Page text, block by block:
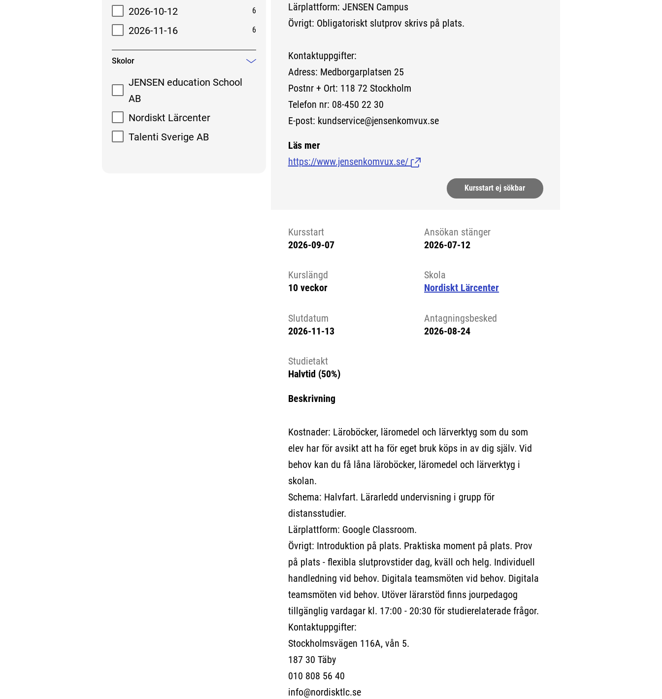
2026-10-12 6
2026-11-16 6
Skolor
Mindre information
JENSEN education School
AB
Nordiskt Lärcenter
Talenti Sverige AB
Lärplattform: JENSEN Campus
Övrigt: Obligatoriskt slutprov skrivs på plats.
Kontaktuppgifter:
Adress: Medborgarplatsen 25
Postnr + Ort: 118 72 Stockholm
Telefon nr: 08-450 22 30
E-post: kundservice@jensenkomvux.se
Läs mer
https://www.jensenkomvux.se/ (Länk till extern sida.)
Kursstart ej sökbar
Kursstart
2026-09-07
Ansökan stänger
2026-07-12
Kurslängd
10 veckor
Skola
Nordiskt Lärcenter
Slutdatum
2026-11-13
Antagningsbesked
2026-08-24
Studietakt
Halvtid (50%)
Beskrivning
Kostnader: Läroböcker, läromedel och lärverktyg som du som
elev har för avsikt att ha för eget bruk köps in av dig själv. Vid
behov kan du få låna läroböcker, läromedel och lärverktyg i
skolan.
Schema: Halvfart. Lärarledd undervisning i grupp för
distansstudier.
Lärplattform: Google Classroom.
Övrigt: Introduktion på plats. Praktiska moment på plats. Prov
på plats - flexibla slutprovstider dag, kväll och helg. Individuell
handledning vid behov. Digitala teamsmöten vid behov. Digitala
teamsmöten vid behov. Utöver lärarstöd finns jourpedagog
tillgänglig vardagar kl. 17:00 - 20:30 för studierelaterade frågor.
Kontaktuppgifter:
Stockholmsvägen 116A, vån 5.
187 30 Täby
010 808 56 40
info@nordisktlc.se